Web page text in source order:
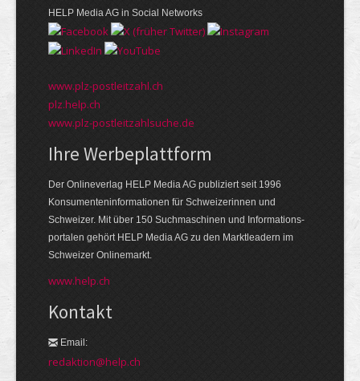
HELP Media AG in Social Networks
www.plz-postleitzahl.ch
plz.help.ch
www.plz-postleitzahlsuche.de
Ihre Werbeplattform
Der Onlineverlag HELP Media AG publiziert seit 1996
Konsumenten­informationen für Schweizerinnen und
Schweizer. Mit über 150 Suchmaschinen und Informations­
portalen gehört HELP Media AG zu den Markt­leadern im
Schweizer Onlinemarkt.
www.help.ch
Kontakt
Email:
redaktion@help.ch